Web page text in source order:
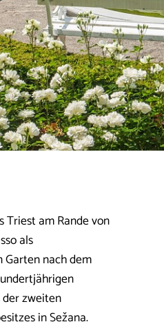
Triest am Rande von
als
Garten nach dem
zweiten
in Sežana.